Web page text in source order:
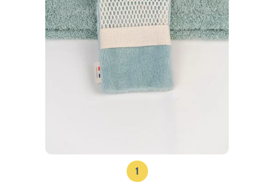
1